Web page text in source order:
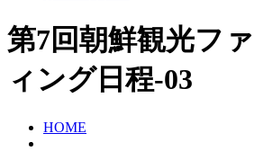
第7回朝鮮観光フ
ィング日程-03
HOME